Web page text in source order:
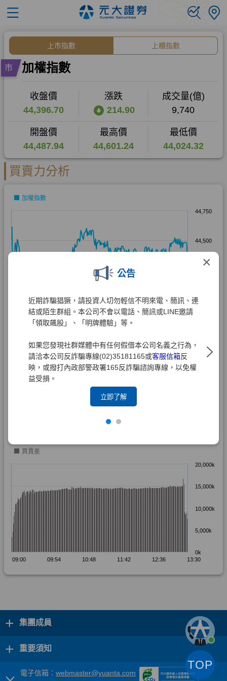
×
公告
近期詐騙猖獗，請投資人切勿輕信不明來電、簡訊、連
結或陌生群組。本公司不會以電話、簡訊或LINE邀請
「領取飆股」、「明牌體驗」等。
如果您發現社群媒體中有任何假借本公司名義之行為，
請洽本公司反詐騙專線(02)35181165或客服信箱反
映，或撥打內政部警政署165反詐騙諮詢專線，以免權
益受損。
立即了解
+ 集團成員
+ 重要須知
電子信箱： webmaster@yuanta.com
TOP